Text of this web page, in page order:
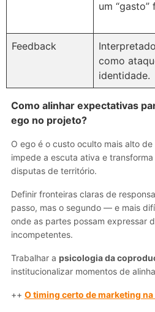
um “gasto”
Feedback
Interpretado
como
identidade.
Como alinhar expectativas
ego no projeto?
O ego é o custo oculto mais alto
impede a escuta ativa e
disputas de território.
Definir fronteiras claras de
passo, mas o segundo — e mais
onde as partes possam expressar
incompetentes.
Trabalhar a psicologia da
institucionalizar momentos de
++ O timing certo de marketing